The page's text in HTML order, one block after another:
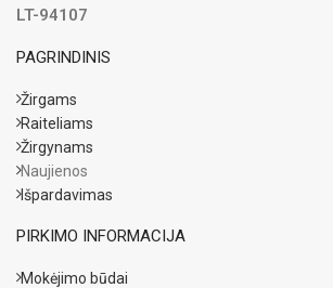
LT-94107
PAGRINDINIS
Žirgams
Raiteliams
Žirgynams
Naujienos
Išpardavimas
PIRKIMO INFORMACIJA
Mokėjimo būdai